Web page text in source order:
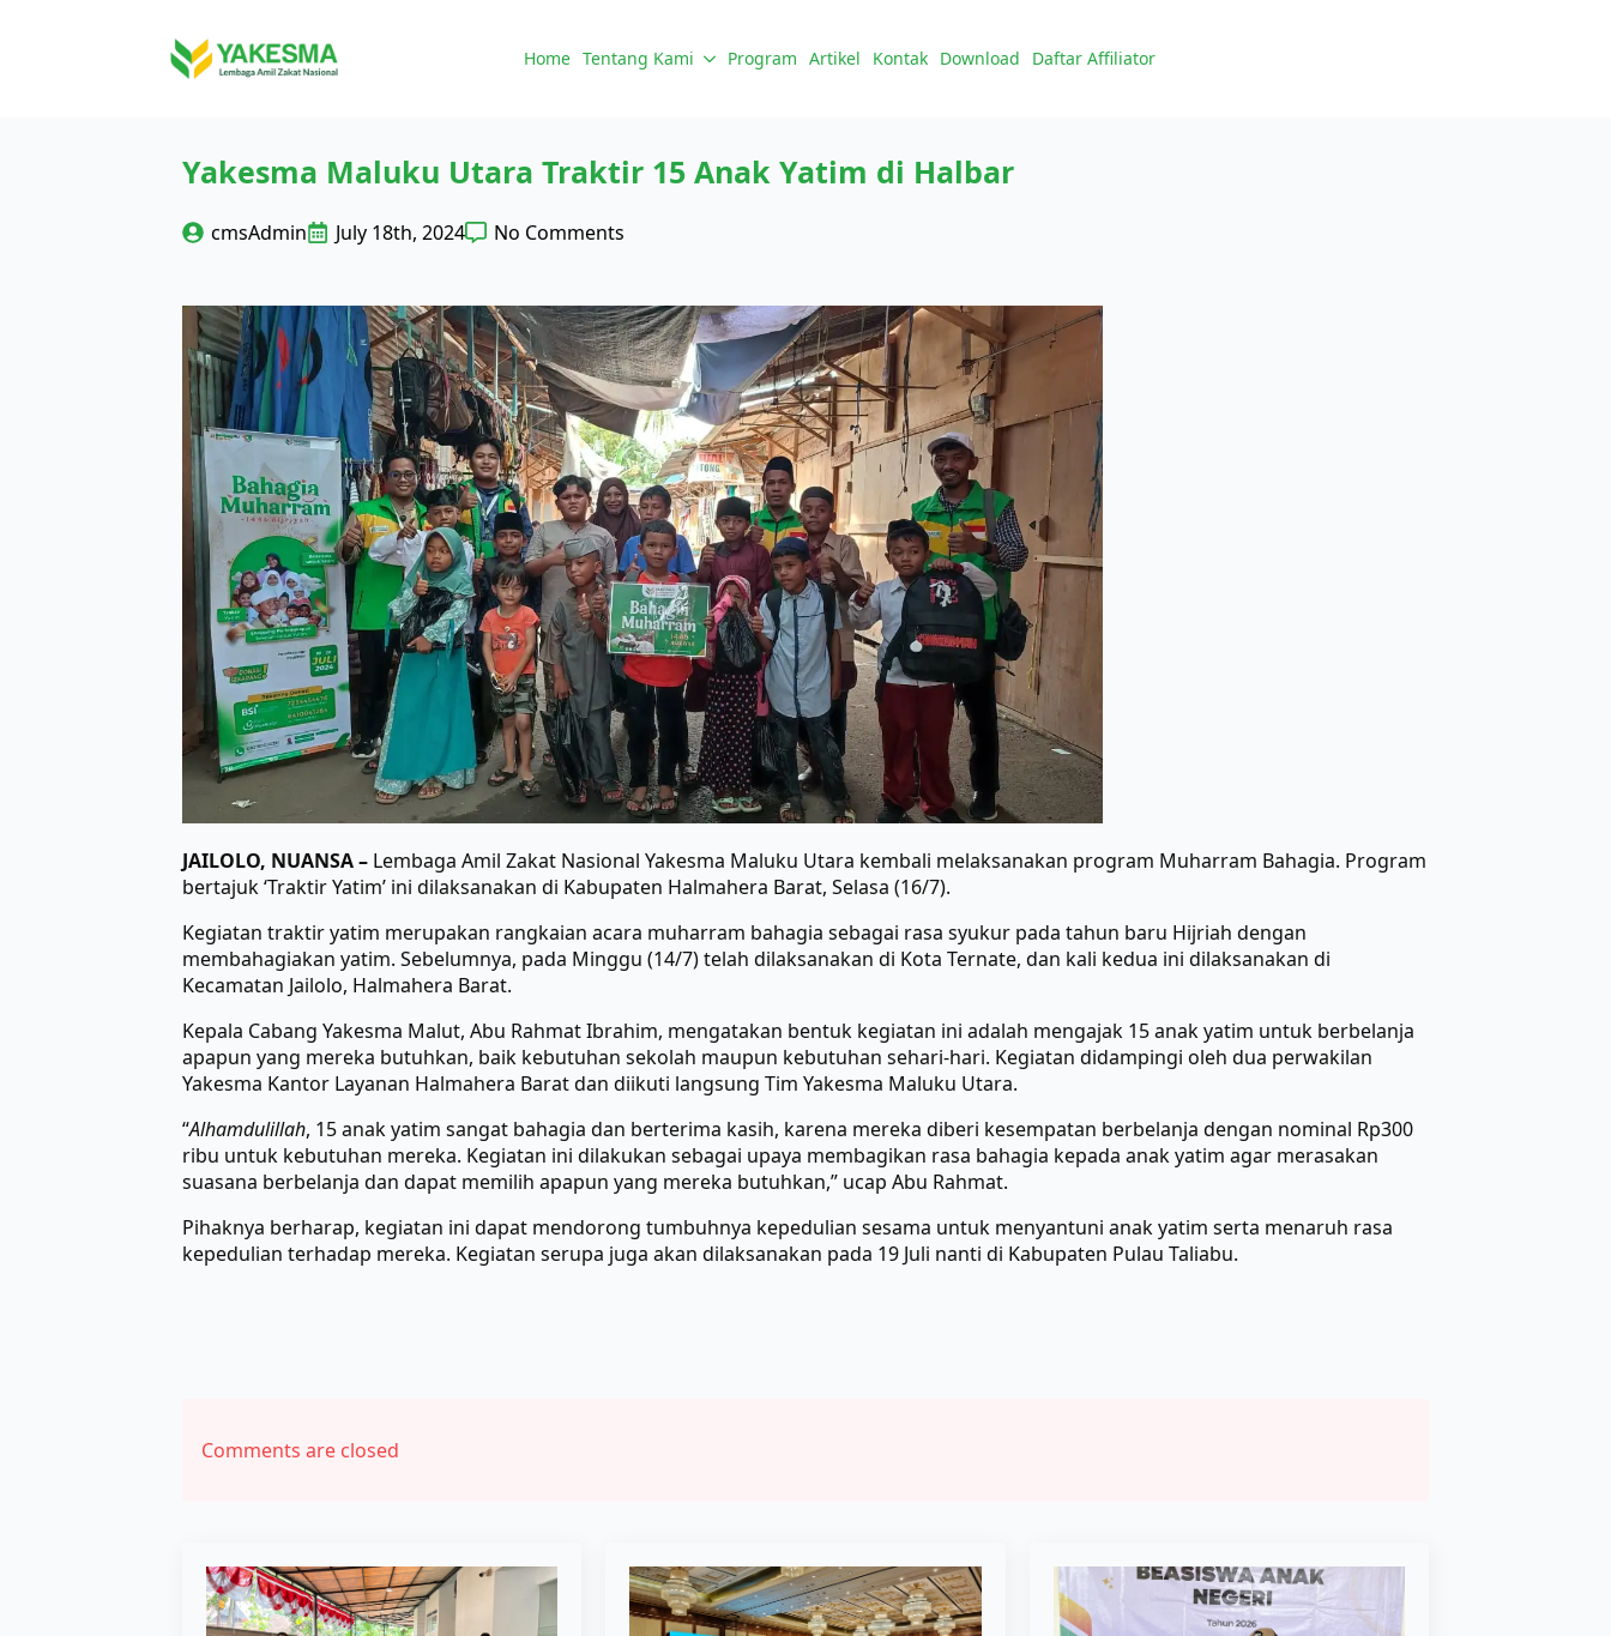
Home Tentang Kami Program Artikel Kontak Download Daftar Affiliator
Yakesma Maluku Utara Traktir 15 Anak Yatim di Halbar
cmsAdmin July 18th, 2024 No Comments
JAILOLO, NUANSA – Lembaga Amil Zakat Nasional Yakesma Maluku Utara kembali melaksanakan program Muharram Bahagia. Program
bertajuk ‘Traktir Yatim’ ini dilaksanakan di Kabupaten Halmahera Barat, Selasa (16/7).
Kegiatan traktir yatim merupakan rangkaian acara muharram bahagia sebagai rasa syukur pada tahun baru Hijriah dengan
membahagiakan yatim. Sebelumnya, pada Minggu (14/7) telah dilaksanakan di Kota Ternate, dan kali kedua ini dilaksanakan di
Kecamatan Jailolo, Halmahera Barat.
Kepala Cabang Yakesma Malut, Abu Rahmat Ibrahim, mengatakan bentuk kegiatan ini adalah mengajak 15 anak yatim untuk berbelanja
apapun yang mereka butuhkan, baik kebutuhan sekolah maupun kebutuhan sehari-hari. Kegiatan didampingi oleh dua perwakilan
Yakesma Kantor Layanan Halmahera Barat dan diikuti langsung Tim Yakesma Maluku Utara.
“Alhamdulillah, 15 anak yatim sangat bahagia dan berterima kasih, karena mereka diberi kesempatan berbelanja dengan nominal Rp300
ribu untuk kebutuhan mereka. Kegiatan ini dilakukan sebagai upaya membagikan rasa bahagia kepada anak yatim agar merasakan
suasana berbelanja dan dapat memilih apapun yang mereka butuhkan,” ucap Abu Rahmat.
Pihaknya berharap, kegiatan ini dapat mendorong tumbuhnya kepedulian sesama untuk menyantuni anak yatim serta menaruh rasa
kepedulian terhadap mereka. Kegiatan serupa juga akan dilaksanakan pada 19 Juli nanti di Kabupaten Pulau Taliabu.
Comments are closed